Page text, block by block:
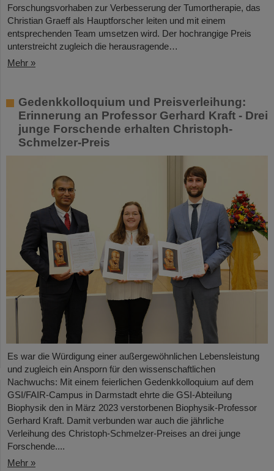
Forschungsvorhaben zur Verbesserung der Tumortherapie, das
Christian Graeff als Hauptforscher leiten und mit einem
entsprechenden Team umsetzen wird. Der hochrangige Preis
unterstreicht zugleich die herausragende…
Mehr »
Gedenkkolloquium und Preisverleihung:
Erinnerung an Professor Gerhard Kraft - Drei
junge Forschende erhalten Christoph-
Schmelzer-Preis
Es war die Würdigung einer außergewöhnlichen Lebensleistung
und zugleich ein Ansporn für den wissenschaftlichen
Nachwuchs: Mit einem feierlichen Gedenkkolloquium auf dem
GSI/FAIR-Campus in Darmstadt ehrte die GSI-Abteilung
Biophysik den in März 2023 verstorbenen Biophysik-Professor
Gerhard Kraft. Damit verbunden war auch die jährliche
Verleihung des Christoph-Schmelzer-Preises an drei junge
Forschende....
Mehr »